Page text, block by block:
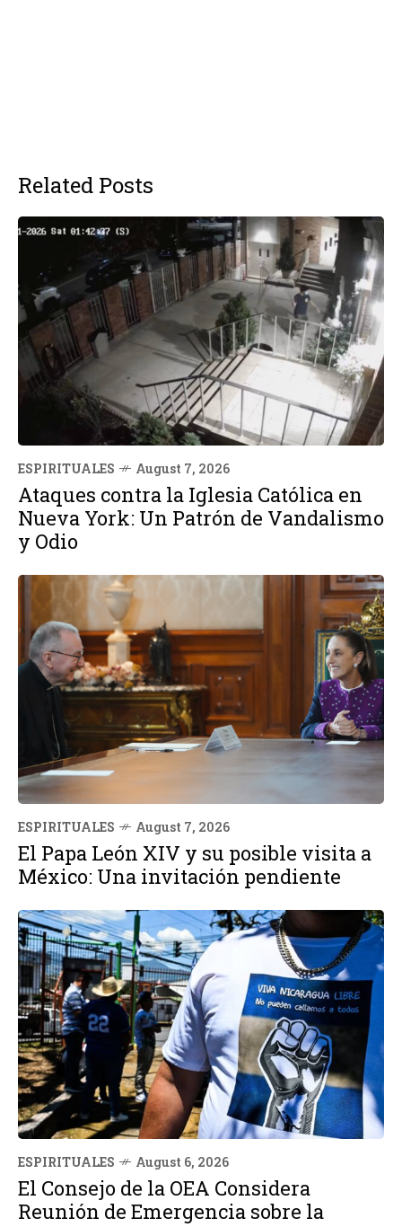
Related Posts
ESPIRITUALES August 7, 2026
Ataques contra la Iglesia Católica en
Nueva York: Un Patrón de Vandalismo
y Odio
ESPIRITUALES August 7, 2026
El Papa León XIV y su posible visita a
México: Una invitación pendiente
ESPIRITUALES August 6, 2026
El Consejo de la OEA Considera
Reunión de Emergencia sobre la